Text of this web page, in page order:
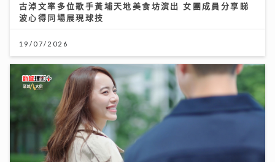
古淖文率多位歌手黃埔天地美食坊演出 女團成員分享睇
波心得同場展現球技
19/07/2026